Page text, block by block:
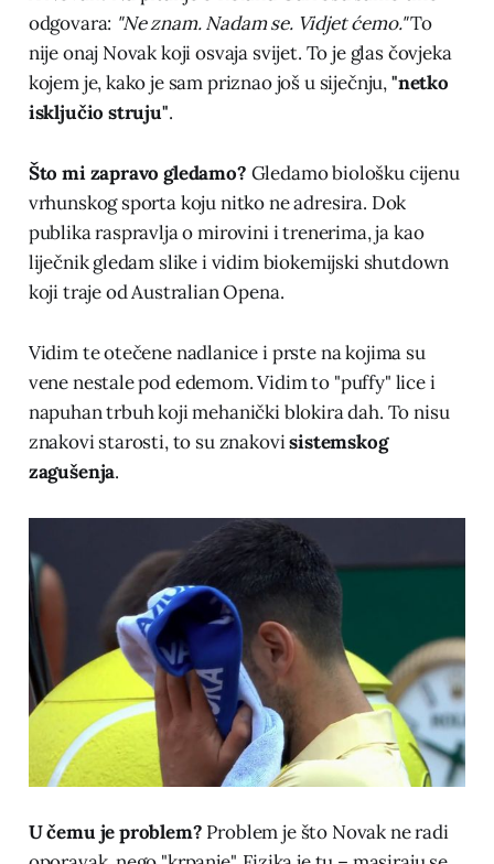
odgovara: "Ne znam. Nadam se. Vidjet ćemo."To
nije onaj Novak koji osvaja svijet. To je glas čovjeka
kojem je, kako je sam priznao još u siječnju,"netko
isključio struju".
Što mi zapravo gledamo? Gledamo biološku cijenu
vrhunskog sporta koju nitko ne adresira. Dok
publika raspravlja o mirovini i trenerima, ja kao
liječnik gledam slike i vidim biokemijski shutdown
koji traje od Australian Opena.
Vidim te otečene nadlanice i prste na kojima su
vene nestale pod edemom. Vidim to "puffy" lice i
napuhan trbuh koji mehanički blokira dah. To nisu
znakovi starosti, to su znakovisistemskog
zagušenja.
U čemu je problem? Problem je što Novak ne radi